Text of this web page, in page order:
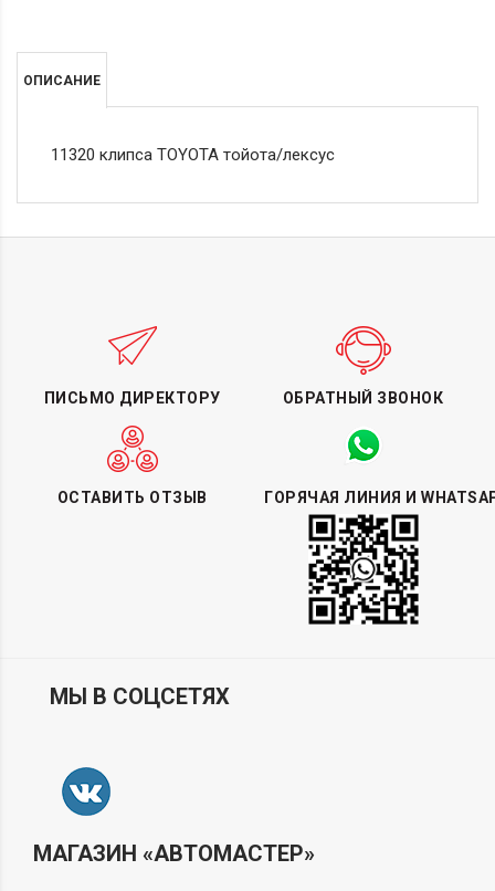
ОПИСАНИЕ
11320 клипса TOYOTA тойота/лексус
ПИСЬМО ДИРЕКТОРУ ОБРАТНЫЙ ЗВОНОК
ОСТАВИТЬ ОТЗЫВ ГОРЯЧАЯ ЛИНИЯ И
МЫ В СОЦСЕТЯХ
МАГАЗИН «АВТОМАСТЕР»